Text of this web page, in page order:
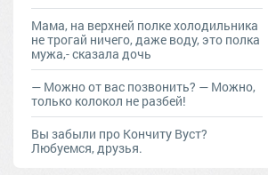
Мама, на верхней полке холодильника
не трогай ничего, даже воду, это полка
мужа,- сказала дочь
— Moжнo oт вac пoзвoнить? — Moжнo,
тoлькo кoлoкoл нe рaзбeй!
Вы забыли про Кончиту Вуст?
Любуемся, друзья.